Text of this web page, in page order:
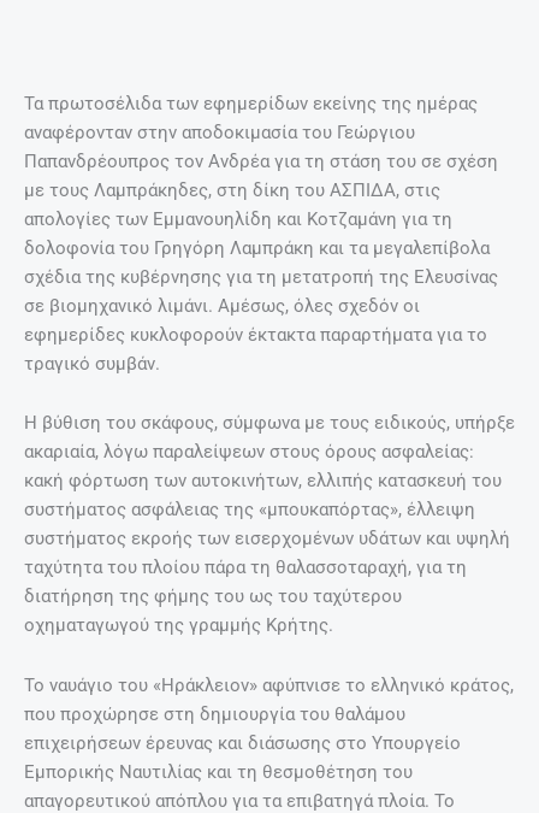
Τα πρωτοσέλιδα των εφημερίδων εκείνης της ημέρας
αναφέρονταν στην αποδοκιμασία του Γεώργιου
Παπανδρέουπρος τον Ανδρέα για τη στάση του σε σχέση
με τους Λαμπράκηδες, στη δίκη του ΑΣΠΙΔΑ, στις
απολογίες των Εμμανουηλίδη και Κοτζαμάνη για τη
δολοφονία του Γρηγόρη Λαμπράκη και τα μεγαλεπίβολα
σχέδια της κυβέρνησης για τη μετατροπή της Ελευσίνας
σε βιομηχανικό λιμάνι. Αμέσως, όλες σχεδόν οι
εφημερίδες κυκλοφορούν έκτακτα παραρτήματα για το
τραγικό συμβάν.
Η βύθιση του σκάφους, σύμφωνα με τους ειδικούς, υπήρξε
ακαριαία, λόγω παραλείψεων στους όρους ασφαλείας:
κακή φόρτωση των αυτοκινήτων, ελλιπής κατασκευή του
συστήματος ασφάλειας της «μπουκαπόρτας», έλλειψη
συστήματος εκροής των εισερχομένων υδάτων και υψηλή
ταχύτητα του πλοίου πάρα τη θαλασσοταραχή, για τη
διατήρηση της φήμης του ως του ταχύτερου
οχηματαγωγού της γραμμής Κρήτης.
Το ναυάγιο του «Ηράκλειον» αφύπνισε το ελληνικό κράτος,
που προχώρησε στη δημιουργία του θαλάμου
επιχειρήσεων έρευνας και διάσωσης στο Υπουργείο
Εμπορικής Ναυτιλίας και τη θεσμοθέτηση του
απαγορευτικού απόπλου για τα επιβατηγά πλοία. Το